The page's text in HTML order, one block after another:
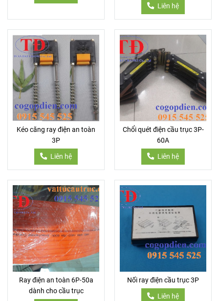
Liên hệ
Kéo căng ray điện an toàn
3P
Liên hệ
Chổi quét điện cầu trục 3P-
60A
Liên hệ
Ray điện an toàn 6P-50a
dành cho cầu trục
Nối ray điện cầu trục 3P
Liên hệ